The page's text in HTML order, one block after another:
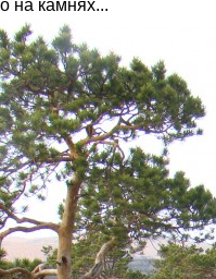
на камнях...